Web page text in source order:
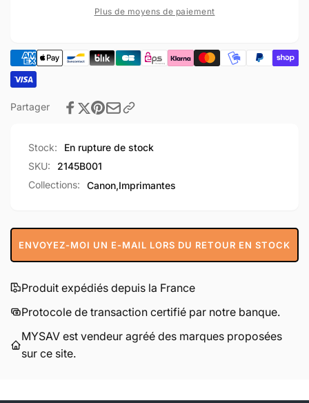
originale
Plus de moyens de paiement
Partager
Stock:
En rupture de stock
SKU:
2145B001
Collections:
Canon,Imprimantes
ENVOYEZ-MOI UN E-MAIL LORS DU RETOUR EN STOCK
Produit expédiés depuis la France
Protocole de transaction certifié par notre banque.
MYSAV est vendeur agréé des marques proposées
sur ce site.